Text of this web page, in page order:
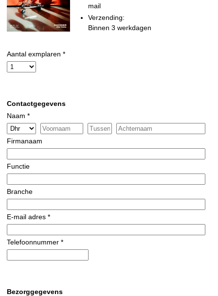
mail
Verzending:
Binnen 3 werkdagen
Aantal exmplaren *
Contactgegevens
Naam *
Firmanaam
Functie
Branche
E-mail adres *
Telefoonnummer *
Bezorggegevens